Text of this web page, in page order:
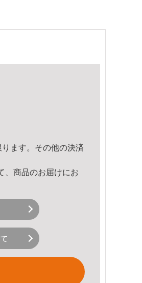
ます。その他の決済
、商品のお届けにお